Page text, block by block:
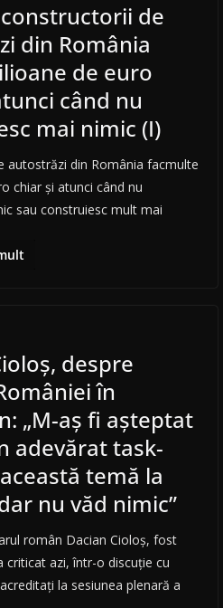
de
din România
de euro
când nu
mai nimic (I)
autostrăzi din România facmulte
chiar și atunci când nu
sau construiesc mult mai
despre
în
„M-aş fi aşteptat
adevărat task-
temă la
nu văd nimic”
român Dacian Cioloş, fost
criticat azi, într-o discuţie cu
la sesiunea plenară a